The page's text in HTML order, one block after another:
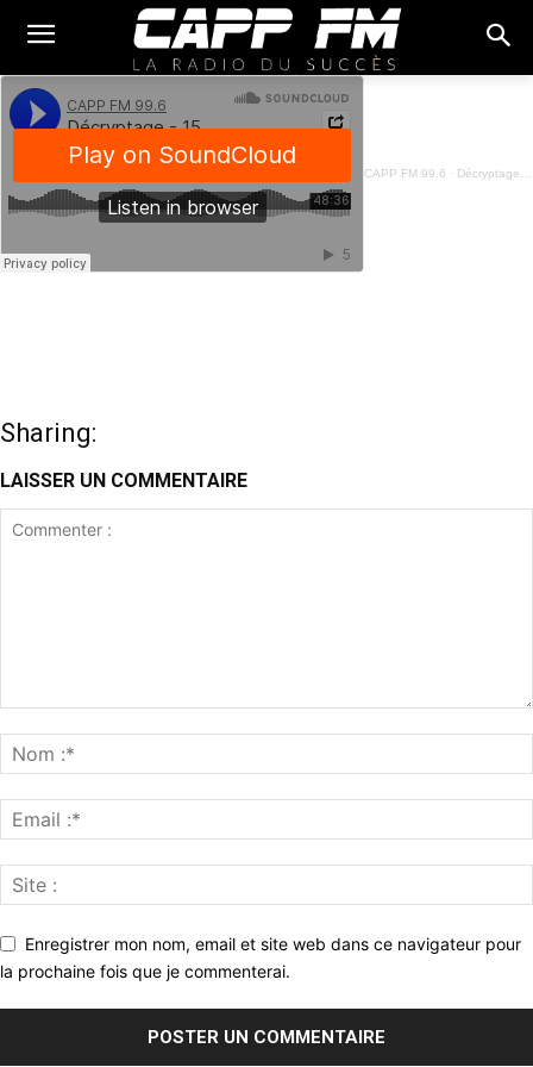
CAPP FM 99.6 · Décryptage - 15 Juillet 2024
Sharing:
LAISSER UN COMMENTAIRE
Enregistrer mon nom, email et site web dans ce navigateur pour
la prochaine fois que je commenterai.